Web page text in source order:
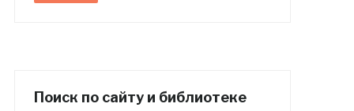
Поиск по сайту и библиотеке